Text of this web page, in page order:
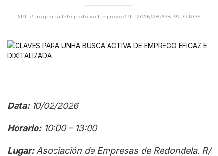
#PIE#Programa Integrado de Emprego#PIE 2025/26#OBRADOIROS
Data: 10/02/2026
Horario:10:00 – 13:00
Lugar:Asociación de Empresas de Redondela. R/